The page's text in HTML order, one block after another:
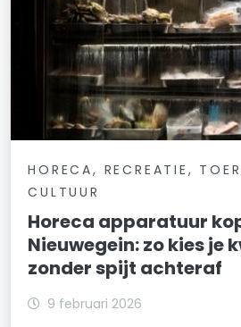
HORECA, RECREATIE,
CULTUUR
Horeca apparatuur
Nieuwegein: zo kies je
zonder spijt achteraf
9 februari 2026